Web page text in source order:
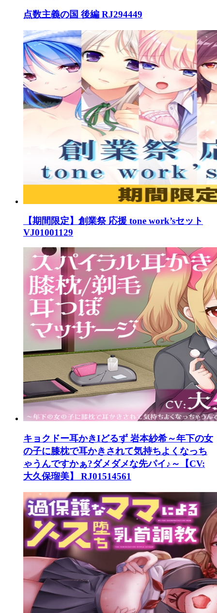
点数主義の国 後編 RJ294449
【期間限定】創業祭 応援 tone work’sセット
VJ01001129
キョクドー耳かきIどるず 岩本紗希～年下の女
の子に膝枕で耳かきされて気持ちよくなっち
ゃうんですかぁ?ダメダメな先パイ♪～【CV:
大久保瑠美】 RJ01514561